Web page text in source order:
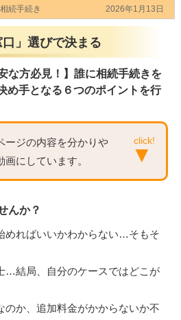
相続手続き 2026年1月13日
」選びで決まる
な方必見！】誰に相続手続きを
め手となる６つのポイントを行
ージの内容を分かりや
画にしています。
んか？
めればいいかわからない…そもそ
…結局、自分のケースではどこが
か、追加料金がかからないか不